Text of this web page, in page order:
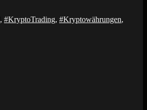
, #KryptoTrading, #Kryptowährungen,